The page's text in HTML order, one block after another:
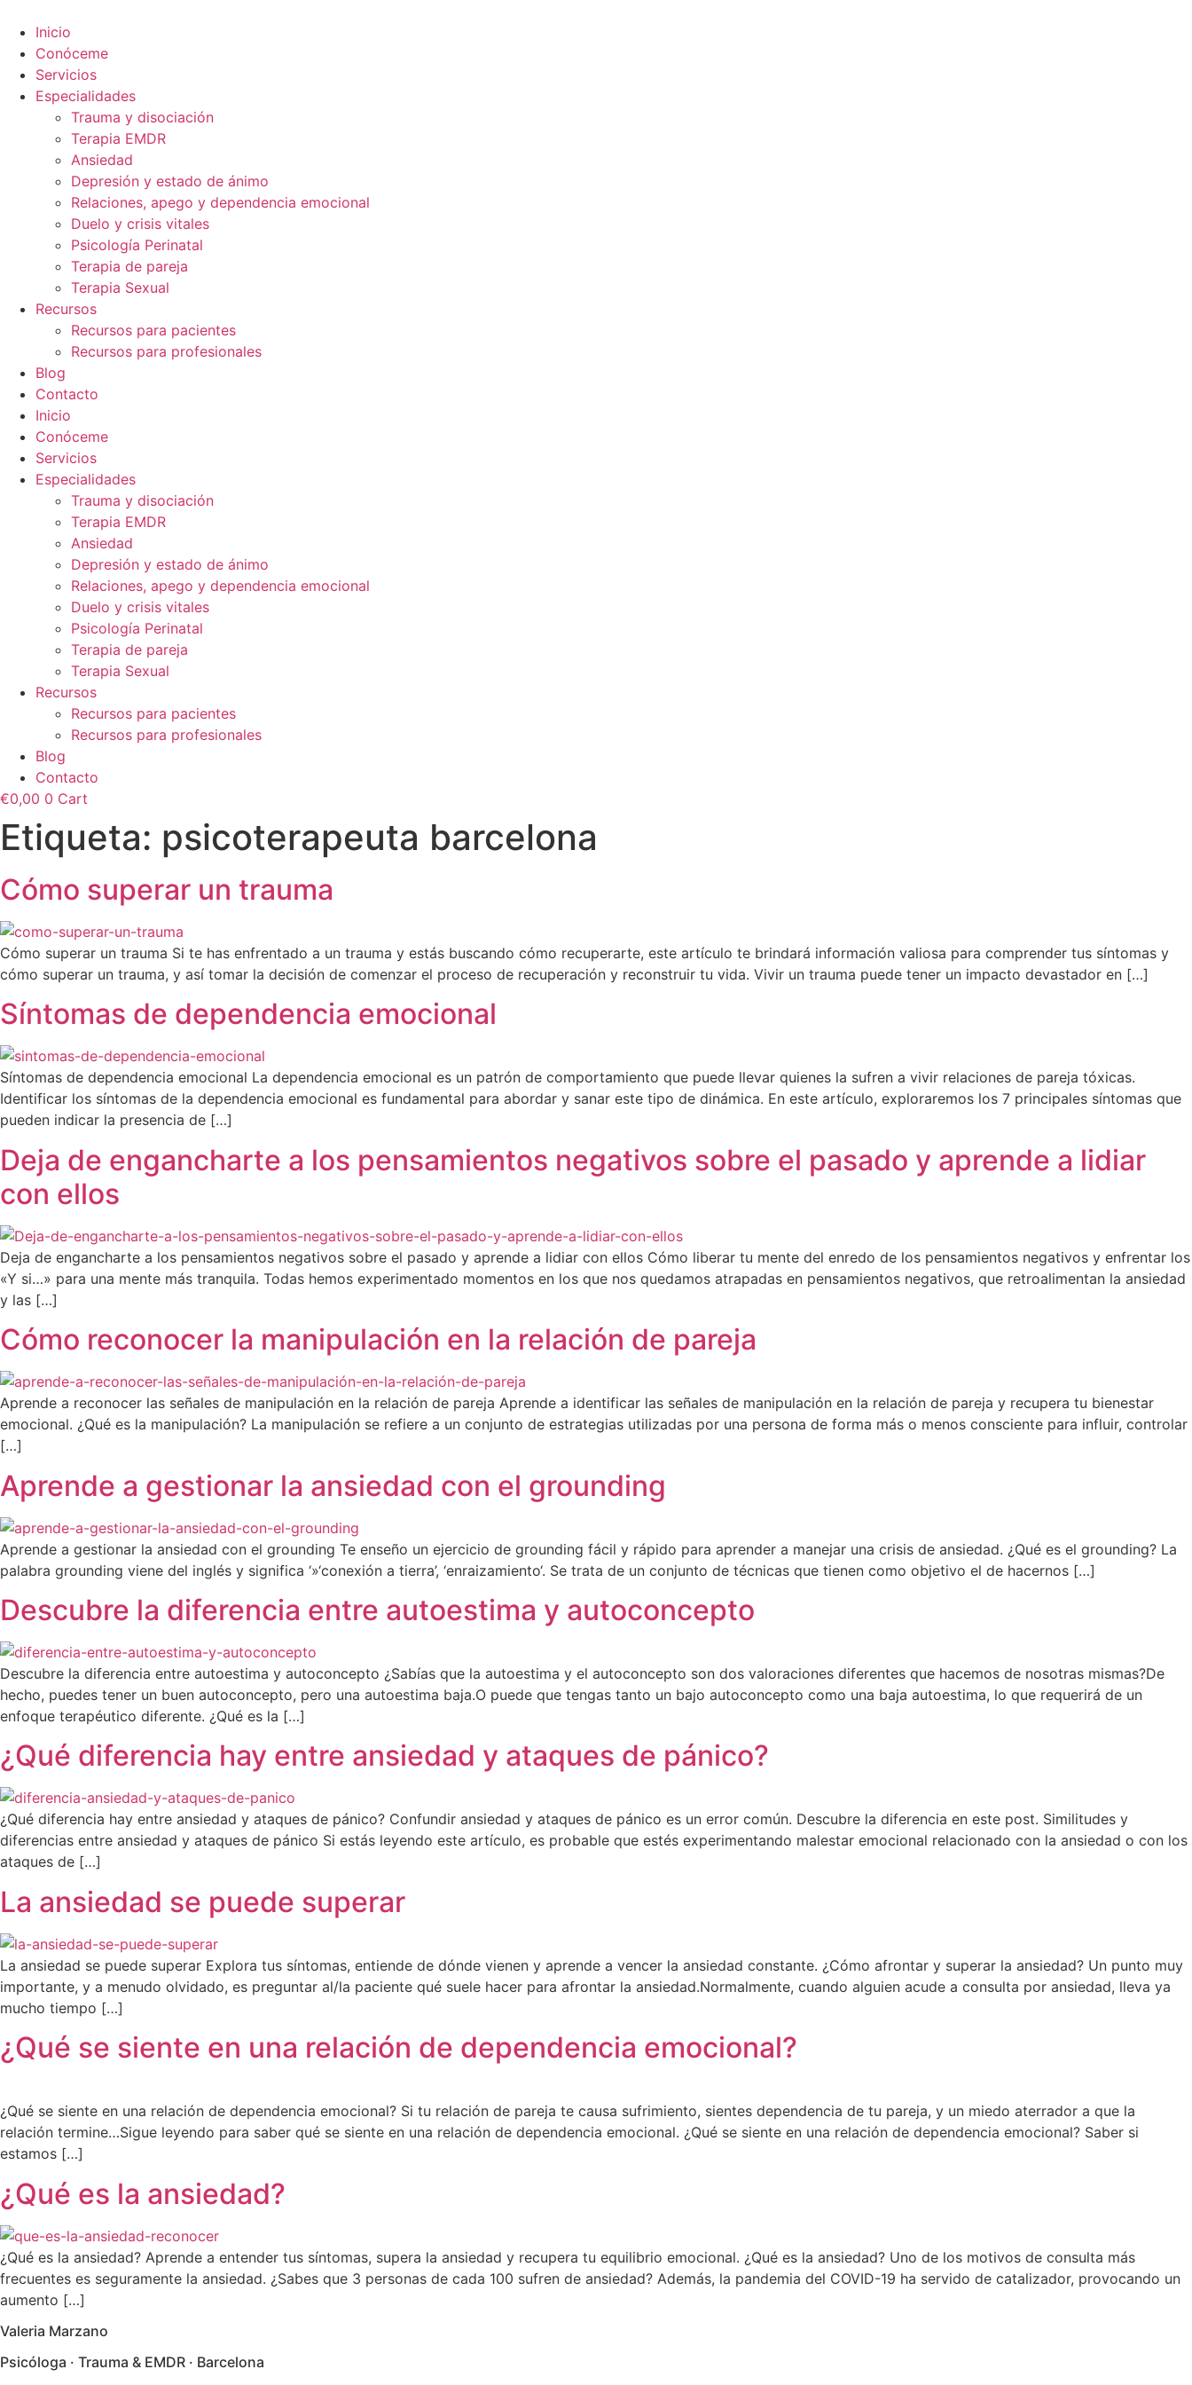
contenido
Inicio
Conóceme
Servicios
Especialidades
Trauma y disociación
Terapia EMDR
Ansiedad
Depresión y estado de ánimo
Relaciones, apego y dependencia emocional
Duelo y crisis vitales
Psicología Perinatal
Terapia de pareja
Terapia Sexual
Recursos
Recursos para pacientes
Recursos para profesionales
Blog
Contacto
Inicio
Conóceme
Servicios
Especialidades
Trauma y disociación
Terapia EMDR
Ansiedad
Depresión y estado de ánimo
Relaciones, apego y dependencia emocional
Duelo y crisis vitales
Psicología Perinatal
Terapia de pareja
Terapia Sexual
Recursos
Recursos para pacientes
Recursos para profesionales
Blog
Contacto
€0,00 0 Cart
Etiqueta: psicoterapeuta barcelona
Cómo superar un trauma
Cómo superar un trauma Si te has enfrentado a un trauma y estás buscando cómo recuperarte, este artículo te brindará información valiosa para comprender tus síntomas y
cómo superar un trauma, y así tomar la decisión de comenzar el proceso de recuperación y reconstruir tu vida. Vivir un trauma puede tener un impacto devastador en […]
Síntomas de dependencia emocional
Síntomas de dependencia emocional La dependencia emocional es un patrón de comportamiento que puede llevar quienes la sufren a vivir relaciones de pareja tóxicas.
Identificar los síntomas de la dependencia emocional es fundamental para abordar y sanar este tipo de dinámica. En este artículo, exploraremos los 7 principales síntomas que
pueden indicar la presencia de […]
Deja de engancharte a los pensamientos negativos sobre el pasado y aprende a lidiar
con ellos
Deja de engancharte a los pensamientos negativos sobre el pasado y aprende a lidiar con ellos Cómo liberar tu mente del enredo de los pensamientos negativos y enfrentar los
«Y si…» para una mente más tranquila. Todas hemos experimentado momentos en los que nos quedamos atrapadas en pensamientos negativos, que retroalimentan la ansiedad
y las […]
Cómo reconocer la manipulación en la relación de pareja
Aprende a reconocer las señales de manipulación en la relación de pareja Aprende a identificar las señales de manipulación en la relación de pareja y recupera tu bienestar
emocional. ¿Qué es la manipulación? La manipulación se refiere a un conjunto de estrategias utilizadas por una persona de forma más o menos consciente para influir, controlar
[…]
Aprende a gestionar la ansiedad con el grounding
Aprende a gestionar la ansiedad con el grounding Te enseño un ejercicio de grounding fácil y rápido para aprender a manejar una crisis de ansiedad. ¿Qué es el grounding? La
palabra grounding viene del inglés y significa ‘»‘conexión a tierra’, ‘enraizamiento‘. Se trata de un conjunto de técnicas que tienen como objetivo el de hacernos […]
Descubre la diferencia entre autoestima y autoconcepto
Descubre la diferencia entre autoestima y autoconcepto ¿Sabías que la autoestima y el autoconcepto son dos valoraciones diferentes que hacemos de nosotras mismas?De
hecho, puedes tener un buen autoconcepto, pero una autoestima baja.O puede que tengas tanto un bajo autoconcepto como una baja autoestima, lo que requerirá de un
enfoque terapéutico diferente. ¿Qué es la […]
¿Qué diferencia hay entre ansiedad y ataques de pánico?
¿Qué diferencia hay entre ansiedad y ataques de pánico? Confundir ansiedad y ataques de pánico es un error común. Descubre la diferencia en este post. Similitudes y
diferencias entre ansiedad y ataques de pánico Si estás leyendo este artículo, es probable que estés experimentando malestar emocional relacionado con la ansiedad o con los
ataques de […]
La ansiedad se puede superar
La ansiedad se puede superar Explora tus síntomas, entiende de dónde vienen y aprende a vencer la ansiedad constante. ¿Cómo afrontar y superar la ansiedad? Un punto muy
importante, y a menudo olvidado, es preguntar al/la paciente qué suele hacer para afrontar la ansiedad.Normalmente, cuando alguien acude a consulta por ansiedad, lleva ya
mucho tiempo […]
¿Qué se siente en una relación de dependencia emocional?
¿Qué se siente en una relación de dependencia emocional? Si tu relación de pareja te causa sufrimiento, sientes dependencia de tu pareja, y un miedo aterrador a que la
relación termine…Sigue leyendo para saber qué se siente en una relación de dependencia emocional. ¿Qué se siente en una relación de dependencia emocional? Saber si
estamos […]
¿Qué es la ansiedad?
¿Qué es la ansiedad? Aprende a entender tus síntomas, supera la ansiedad y recupera tu equilibrio emocional. ¿Qué es la ansiedad? Uno de los motivos de consulta más
frecuentes es seguramente la ansiedad. ¿Sabes que 3 personas de cada 100 sufren de ansiedad? Además, la pandemia del COVID-19 ha servido de catalizador, provocando un
aumento […]
Valeria Marzano
Psicóloga · Trauma & EMDR · Barcelona